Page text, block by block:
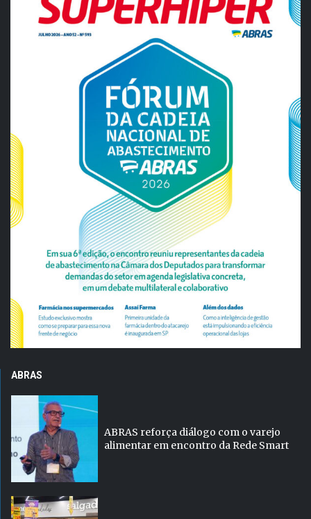
ABRAS
ABRAS reforça diálogo com o varejo
alimentar em encontro da Rede Smart